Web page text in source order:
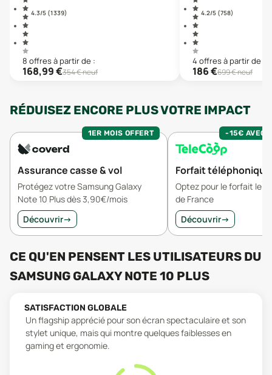
4.3/5 (1 339)
8 offresà partir de :
168,99€354€ neuf
4.2/5 (758)
4 offresà partir de :
186€699€ neuf
RÉDUISEZ ENCORE PLUS VOTRE IMPACT
1ER MOIS OFFERT
Assurance casse & vol
Protégez votre Samsung Galaxy
Note 10 Plus dès 3,90€/mois
Découvrir→
-15€ AVEC
Forfait téléphonique
Optez pour le forfait le
de France
Découvrir→
CE QU'EN PENSENT LES UTILISATEURS DU
SAMSUNG GALAXY NOTE 10 PLUS
SATISFACTION GLOBALE
Un flagship apprécié pour son écran spectaculaire et son
stylet unique, mais qui montre quelques faiblesses en
gaming et ergonomie.